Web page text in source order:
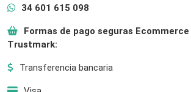
34 601 615 098
Formas de pago seguras Ecommerce
Trustmark:
Transferencia bancaria